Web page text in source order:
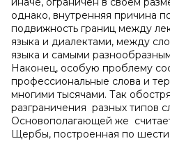
однако, внутренняя причина
подвижность границ между
языка и диалектами, между
языка и самыми
Наконец, особую проблему
профессиональные слова и
многими тысячами. Так
разграничения разных типов
Основополагающей же
Щербы, построенная по